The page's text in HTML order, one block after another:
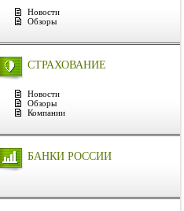
Новости
Обзоры
СТРАХОВАНИЕ
Новости
Обзоры
Компании
БАНКИ РОССИИ